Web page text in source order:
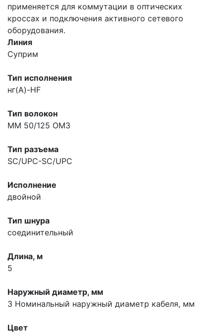
применяется для коммутации в оптических
кроссах и подключения активного сетевого
оборудования.
Линия
Суприм
Тип исполнения
нг(A)-HF
Тип волокон
MM 50/125 OM3
Тип разъема
SC/UPC-SC/UPC
Исполнение
двойной
Тип шнура
соединительный
Длина, м
5
Наружный диаметр, мм
3 Номинальный наружный диаметр кабеля, мм
Цвет